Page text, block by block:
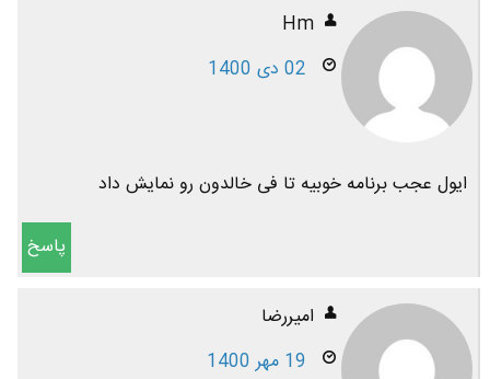
Hm
02 دی 1400
ایول عجب برنامه خوبیه تا فی خالدون رو نمایش داد
پاسخ
امیررضا
19 مهر 1400